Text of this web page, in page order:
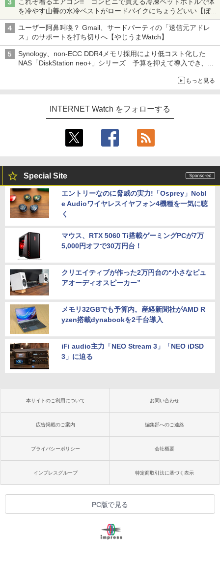
を冷やす山善の水冷ベストがロードバイクにちょうどいい【ぼっ
ち・ざ・ろーど！その14】【空いた時間でなにしてる？】
ユーザー阿鼻叫喚？ Gmail、サードパーティの「送信元アドレ
ス」のサポートを打ち切りへ【やじうまWatch】
Synology、non-ECC DDR4メモリ採用により低コスト化した
NAS「DiskStation neo+」シリーズ 予算を抑えて導入でき、
もっと見る
INTERNET Watch をフォローする
Special Site
エントリーなのに脅威の実力!「Osprey」Nobl
e Audioワイヤレスイヤフォン4機種を一気に聴
く
マウス、RTX 5060 Ti搭載ゲーミングPCが7万
5,000円オフで30万円台！
クリエイティブが作った2万円台の“小さなピュ
アオーディオスピーカー”
メモリ32GBでも予算内。産経新聞社がAMD R
yzen搭載dynabookを2千台導入
iFi audio主力「NEO Stream 3」「NEO iDSD
3」に迫る
本サイトのご利用について お問い合わせ
広告掲載のご案内 編集部へのご連絡
プライバシーポリシー 会社概要
インプレスグループ 特定商取引法に基づく表示
PC版で見る